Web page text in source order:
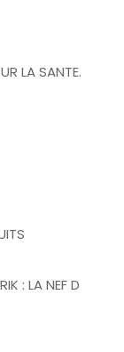
LA SANTE.
: LA NEF D